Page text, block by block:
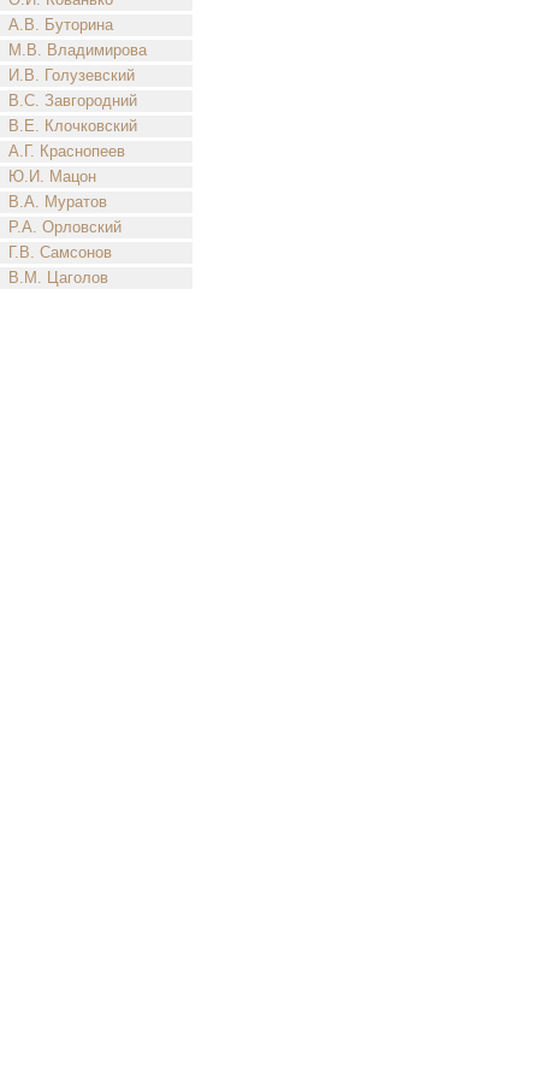
А.В. Буторина
М.В. Владимирова
И.В. Голузевский
В.С. Завгородний
В.Е. Клочковский
А.Г. Краснопеев
Ю.И. Мацон
В.А. Муратов
Р.А. Орловский
Г.В. Самсонов
В.М. Цаголов